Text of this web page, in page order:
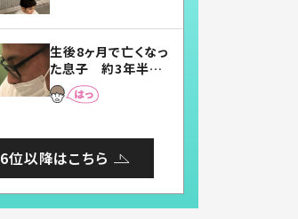
まらない」「幸せにな
れる」
生後8ヶ月で亡くなっ
た息子 約3年半
後、当時の妻の日記
に書いてあった本音
6位以降はこちら